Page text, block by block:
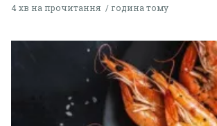
4 хв на прочитання година тому